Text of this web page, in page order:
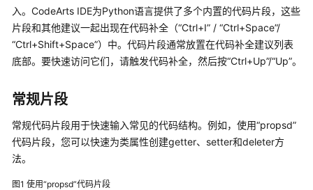
产
品
介
绍
速
入
门
户
入。CodeArts IDE为Python语言提供了多个内置的代码片段，这些
片段和其他建议一起出现在代码补全（“Ctrl+I” / “Ctrl+Space”/
“Ctrl+Shift+Space”）中。代码片段通常放置在代码补全建议列表
底部。要快速访问它们，请触发代码补全，然后按“Ctrl+Up”/“Up”。
常规片段
常规代码片段用于快速输入常见的代码结构。例如，使用“propsd”
代码片段，您可以快速为类属性创建getter、setter和deleter方
法。
图1 使用“propsd”代码片段